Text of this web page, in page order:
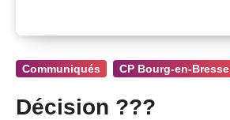
Communiqués CP Bourg-en-Bresse
Décision ???